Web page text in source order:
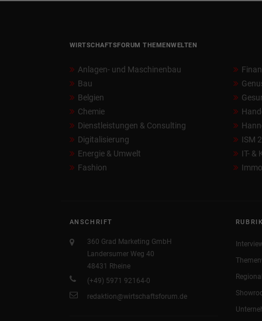
WIRTSCHAFTSFORUM THEMENWELTEN
Anlagen- und Maschinenbau
Bau
Belgien
Chemie
Dienstleistungen & Consulting
Digitalisierung
Energie & Umwelt
Fashion
ISM
IT- &
ANSCHRIFT
360 Grad Marketing GmbH
Landersumer Weg 40
48431 Rheine
(+49) 5971 92164-0
redaktion@wirtschaftsforum.de
Regional